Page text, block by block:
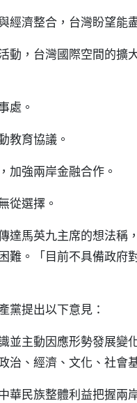
經濟整合，台灣盼望能
動，台灣國際空間的擴
處。
教育協議。
加強兩岸金融合作。
從選擇。
達馬英九主席的想法稱
難。「目前不具備政府
黨提出以下意見：
並主動因應形勢發展變
治、經濟、文化、社會
華民族整體利益把握兩